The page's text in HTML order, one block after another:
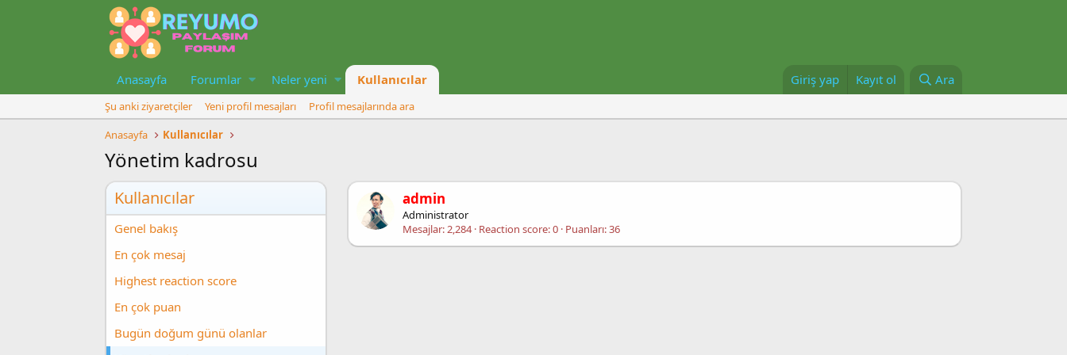
Anasayfa Forumlar Neler yeni Kullanıcılar Giriş yap Kayıt ol Ara
Şu anki ziyaretçiler Yeni profil mesajları
Profil mesajlarında ara
Anasayfa
Kullanıcılar
Yönetim kadrosu
Kullanıcılar
Genel bakış
En çok mesaj
Highest reaction score
En çok puan
Bugün doğum günü olanlar
admin
Administrator
Mesajlar 2,284 Reaction score 0 Puanları 36